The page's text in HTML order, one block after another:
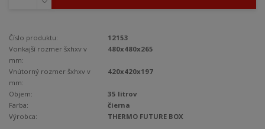
Číslo produktu:
12153
Vonkajší rozmer šxhxv v
mm:
480x480x265
Vnútorný rozmer šxhxv v
mm:
420x420x197
Objem:
35 litrov
Farba:
čierna
Výrobca:
THERMO FUTURE BOX